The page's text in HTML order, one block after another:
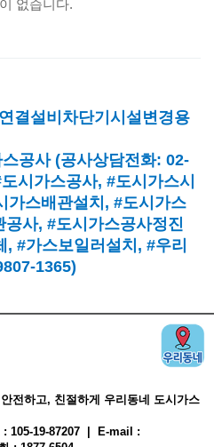
없습니다.
결설비차단기시설변경용
공사 (공사상담전화: 02-
도시가스공사, #도시가스시
가스배관설치 , #도시가스
공사, #도시가스공사정진
, #가스보일러설치 , #우리
1365)
전하고, 친절하게 우리동네 도시가스
105-19-87207 | E-mail :